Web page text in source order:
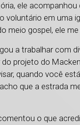
ele
voluntário em uma
meio gospel, ele
a trabalhar com
projeto do
quando você
que a estrada
o que